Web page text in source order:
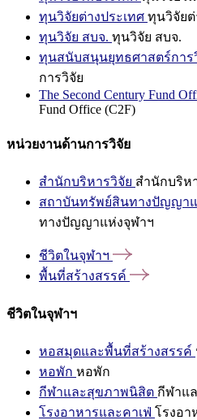
ทุนวิจัยต่างประเทศ ทุนวิจัยต่
ทุนวิจัย สบจ. ทุนวิจัย สบจ.
ทุนสนับสนุนยุทธศาสตร์การ
การวิจัย
The Second Century Fund
Fund Office (C2F)
หน่วยงานด้านการวิจัย
สำนักบริหารวิจัย สำนักบริห
สถาบันทรัพย์สินทางปัญญา
ทางปัญญาแห่งจุฬาฯ
ชีวิตในจุฬาฯ
พื้นที่สร้างสรรค์
ชีวิตในจุฬาฯ
หอสมุดและพื้นที่สร้างสรรค์
หอพัก หอพัก
กีฬาและสุขภาพนิสิต กีฬาแ
โรงอาหารและคาเฟ่ โรงอา